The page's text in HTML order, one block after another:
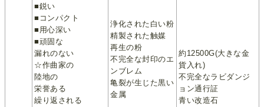
■鋭い
■コンパクト
■用心深い
■頑固な
漏れのない
☆作曲家の
陸地の
栄誉ある
繰り返される
浄化された白い粉
精製された触媒
再生の粉
不完全な封印のエ
ンブレム
亀裂が生じた黒い
金属
約12500G(大きな金
貨入れ)
不完全なラビダンジ
ョン通行証
青い改造石